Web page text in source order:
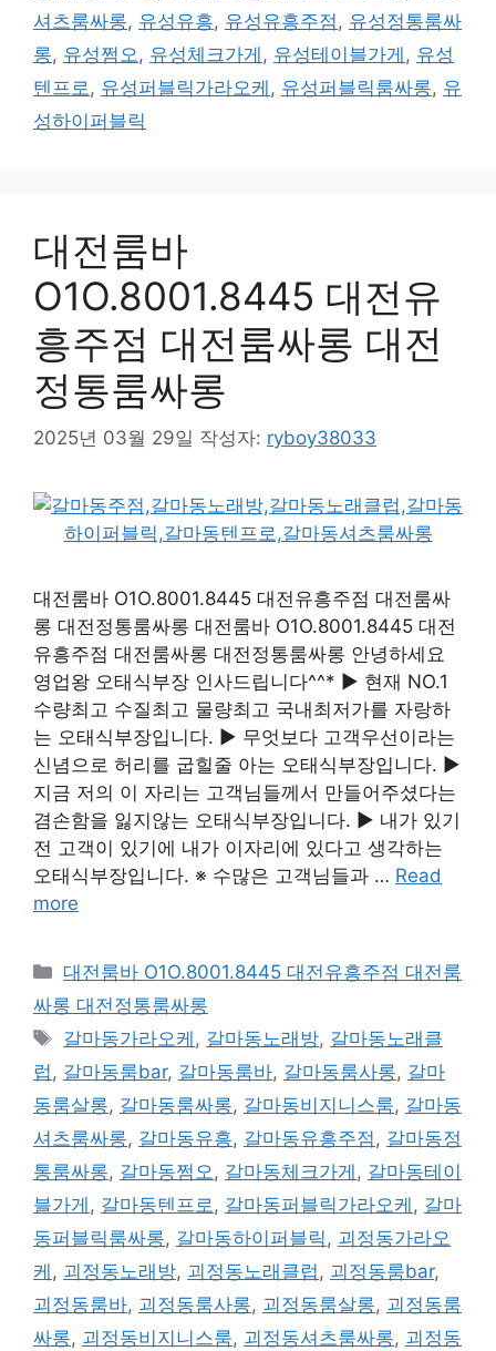
셔츠룸싸롱, 유성유흥, 유성유흥주점 , 유성정통룸싸
롱, 유성쩜오 , 유성체크가게 , 유성테이블가게 , 유성
텐프로 , 유성퍼블릭가라오케 , 유성퍼블릭룸싸롱, 유
성하이퍼블릭
대전룸바
O1O.8001.8445 대전유
흥주점 대전룸싸롱 대전
정통룸싸롱
2025년 03월 29일 작성자: ryboy38033
대전룸바 O1O.8001.8445 대전유흥주점 대전룸싸
롱 대전정통룸싸롱 대전룸바 O1O.8001.8445 대전
유흥주점 대전룸싸롱 대전정통룸싸롱 안녕하세요
영업왕 오태식부장 인사드립니다^^* ▶ 현재 NO.1
수량최고 수질최고 물량최고 국내최저가를 자랑하
는 오태식부장입니다. ▶ 무엇보다 고객우선이라는
신념으로 허리를 굽힐줄 아는 오태식부장입니다. ▶
지금 저의 이 자리는 고객님들께서 만들어주셨다는
겸손함을 잃지않는 오태식부장입니다. ▶ 내가 있기
전 고객이 있기에 내가 이자리에 있다고 생각하는
오태식부장입니다. ※ 수많은 고객님들과 … Read
more
카
테
리
대전룸바 O1O.8001.8445 대전유흥주점 대전룸
싸롱 대전정통룸싸롱
태
그
갈마동가라오케 , 갈마동노래방, 갈마동노래클
럽, 갈마동룸bar, 갈마동룸바, 갈마동룸사롱, 갈마
동룸살롱, 갈마동룸싸롱, 갈마동비지니스룸, 갈마동
셔츠룸싸롱, 갈마동유흥, 갈마동유흥주점, 갈마동정
통룸싸롱, 갈마동쩜오, 갈마동체크가게 , 갈마동테이
블가게 , 갈마동텐프로, 갈마동퍼블릭가라오케 , 갈마
동퍼블릭룸싸롱, 갈마동하이퍼블릭, 괴정동가라오
케 , 괴정동노래방, 괴정동노래클럽, 괴정동룸bar,
괴정동룸바, 괴정동룸사롱, 괴정동룸살롱, 괴정동룸
싸롱, 괴정동비지니스룸, 괴정동셔츠룸싸롱, 괴정동